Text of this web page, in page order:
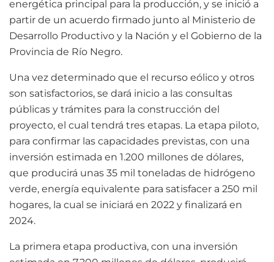
energética principal para la producción, y se inició a
partir de un acuerdo firmado junto al Ministerio de
Desarrollo Productivo y la Nación y el Gobierno de la
Provincia de Río Negro.
Una vez determinado que el recurso eólico y otros
son satisfactorios, se dará inicio a las consultas
públicas y trámites para la construcción del
proyecto, el cual tendrá tres etapas. La etapa piloto,
para confirmar las capacidades previstas, con una
inversión estimada en 1.200 millones de dólares,
que producirá unas 35 mil toneladas de hidrógeno
verde, energía equivalente para satisfacer a 250 mil
hogares, la cual se iniciará en 2022 y finalizará en
2024.
La primera etapa productiva, con una inversión